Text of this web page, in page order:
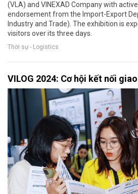
(VLA) and VINEXAD Company with
endorsement from the Import-Export
Industry and Trade). The exhibition is
visitors over its three days.
Thời sự - Logistics
VILOG 2024: Cơ hội kết nối